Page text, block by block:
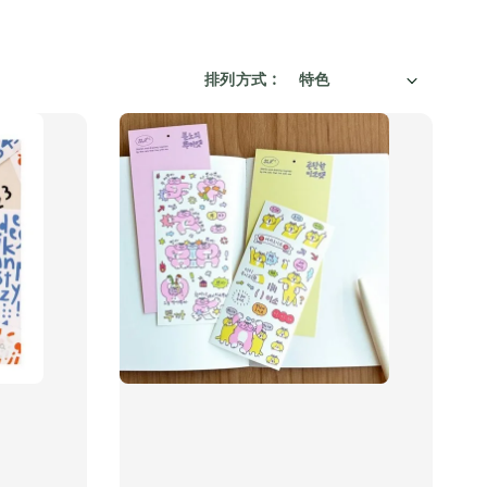
排列方式 :